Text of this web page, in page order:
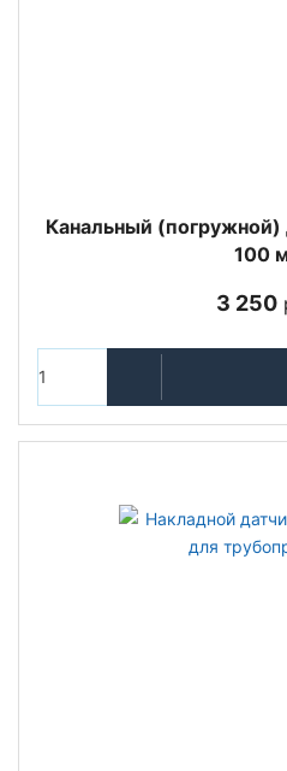
Канальный
100
3 250